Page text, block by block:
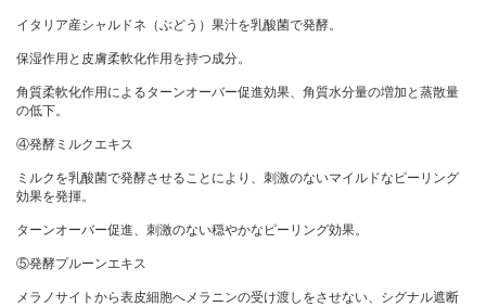
イタリア産シャルドネ（ぶどう）果汁を乳酸菌で発酵。
保湿作用と皮膚柔軟化作用を持つ成分。
角質柔軟化作用によるターンオーバー促進効果、角質水分量の増加と蒸散量
の低下。
④発酵ミルクエキス
ミルクを乳酸菌で発酵させることにより、刺激のないマイルドなピーリング
効果を発揮。
ターンオーバー促進、刺激のない穏やかなピーリング効果。
⑤発酵プルーンエキス
メラノサイトから表皮細胞へメラニンの受け渡しをさせない、シグナル遮断